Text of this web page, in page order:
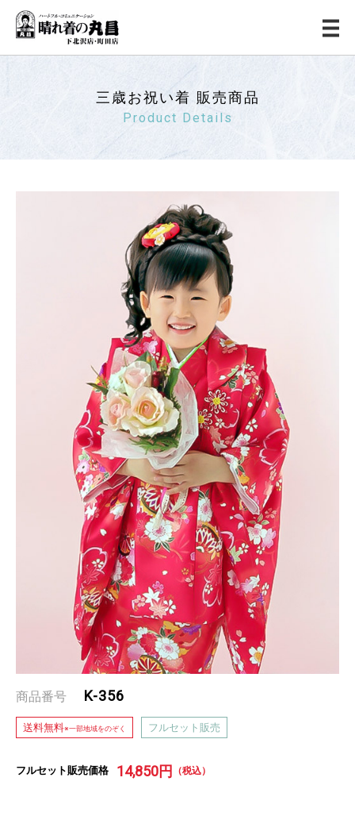
三歳お祝い着 販売商品
Product Details
商品番号 K-356
送料無料※一部地域をのぞく フルセット販売
フルセット販売価格 14,850円 （税込）